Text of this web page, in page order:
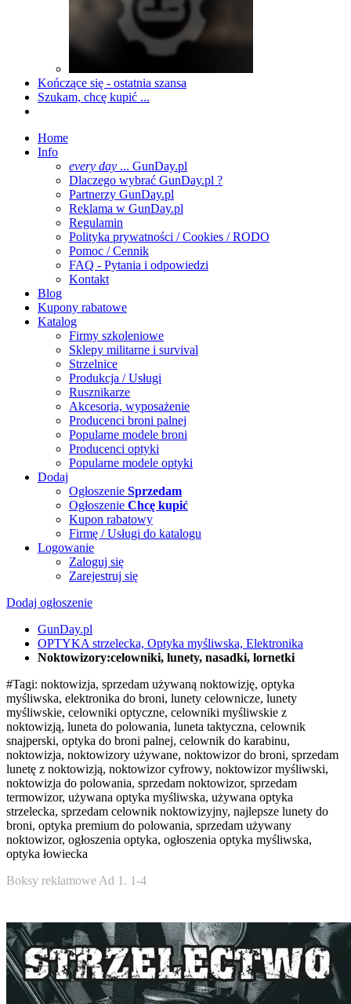
Kończące się - ostatnia szansa
Szukam, chcę kupić ...
Home
Info
every day ... GunDay.pl
Dlaczego wybrać GunDay.pl ?
Partnerzy GunDay.pl
Reklama w GunDay.pl
Regulamin
Polityka prywatności / Cookies / RODO
Pomoc / Cennik
FAQ - Pytania i odpowiedzi
Kontakt
Blog
Kupony rabatowe
Katalog
Firmy szkoleniowe
Sklepy militarne i survival
Strzelnice
Produkcja / Usługi
Rusznikarze
Akcesoria, wyposażenie
Producenci broni palnej
Popularne modele broni
Producenci optyki
Popularne modele optyki
Dodaj
Ogłoszenie Sprzedam
Ogłoszenie Chcę kupić
Kupon rabatowy
Firmę / Usługi do katalogu
Logowanie
Zaloguj się
Zarejestruj się
Dodaj ogłoszenie
GunDay.pl
OPTYKA strzelecka, Optyka myśliwska, Elektronika
Noktowizory:celowniki, lunety, nasadki, lornetki
#Tagi: noktowizja, sprzedam używaną noktowizję, optyka
myśliwska, elektronika do broni, lunety celownicze, lunety
myśliwskie, celowniki optyczne, celowniki myśliwskie z
noktowizją, luneta do polowania, luneta taktyczna, celownik
snajperski, optyka do broni palnej, celownik do karabinu,
noktowizja, noktowizory używane, noktowizor do broni, sprzedam
lunetę z noktowizją, noktowizor cyfrowy, noktowizor myśliwski,
noktowizja do polowania, sprzedam noktowizor, sprzedam
termowizor, używana optyka myśliwska, używana optyka
strzelecka, sprzedam celownik noktowizyjny, najlepsze lunety do
broni, optyka premium do polowania, sprzedam używany
noktowizor, ogłoszenia optyka, ogłoszenia optyka myśliwska,
optyka łowiecka
Boksy reklamowe Ad 1. 1-4